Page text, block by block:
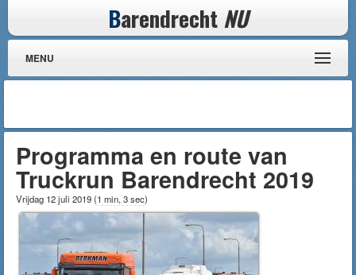
Barendrecht NU
MENU
Programma en route van
Truckrun Barendrecht 2019
Vrijdag 12 juli 2019(1 min, 3 sec)